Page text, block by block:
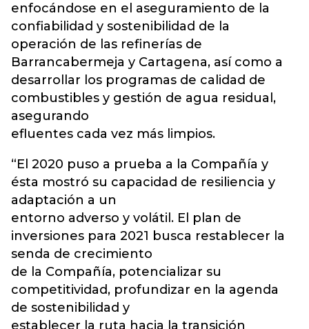
enfocándose en el aseguramiento de la
confiabilidad y sostenibilidad de la
operación de las refinerías de
Barrancabermeja y Cartagena, así como a
desarrollar los programas de calidad de
combustibles y gestión de agua residual,
asegurando
efluentes cada vez más limpios.
“El 2020 puso a prueba a la Compañía y
ésta mostró su capacidad de resiliencia y
adaptación a un
entorno adverso y volátil. El plan de
inversiones para 2021 busca restablecer la
senda de crecimiento
de la Compañía, potencializar su
competitividad, profundizar en la agenda
de sostenibilidad y
establecer la ruta hacia la transición